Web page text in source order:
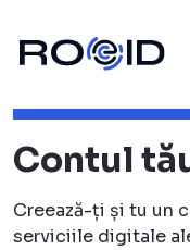
Contul
Creează-ți și tu un
serviciile digitale